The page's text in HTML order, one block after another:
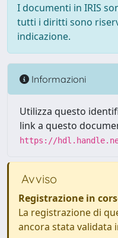
I documenti in IRIS
tutti i diritti sono
indicazione.
Informazioni
Utilizza questo
link a questo
https://
Avviso
Registrazione in
La registrazione di
ancora stata validata